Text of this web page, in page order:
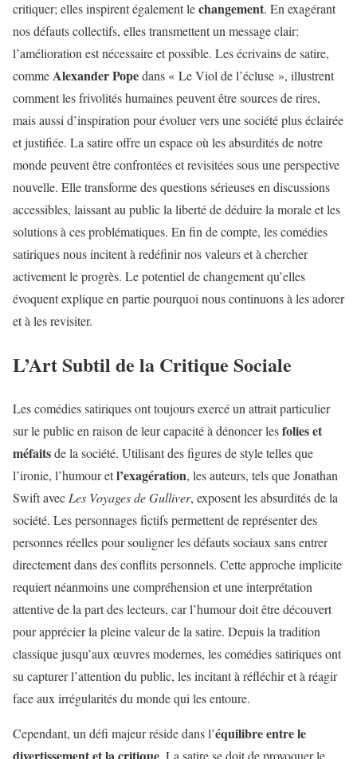
critiquer; elles inspirent également lechangement. En exagérant
nos défauts collectifs, elles transmettent un message clair:
l’amélioration est nécessaire et possible. Les écrivains de satire,
commeAlexander Popedans « Le Viol de l’écluse », illustrent
comment les frivolités humaines peuvent être sources de rires,
mais aussi d’inspiration pour évoluer vers une société plus éclairée
et justifiée. La satire offre un espace où les absurdités de notre
monde peuvent être confrontées et revisitées sous une perspective
nouvelle. Elle transforme des questions sérieuses en discussions
accessibles, laissant au public la liberté de déduire la morale et les
solutions à ces problématiques. En fin de compte, les comédies
satiriques nous incitent à redéfinir nos valeurs et à chercher
activement le progrès. Le potentiel de changement qu’elles
évoquent explique en partie pourquoi nous continuons à les adorer
et à les revisiter.
L’Art Subtil de la Critique Sociale
Les comédies satiriques ont toujours exercé un attrait particulier
sur le public en raison de leur capacité à dénoncer lesfolies et
méfaitsde la société. Utilisant des figures de style telles que
l’ironie, l’humour etl’exagération, les auteurs, tels que Jonathan
Swift avec Les Voyages de Gulliver, exposent les absurdités de la
société. Les personnages fictifs permettent de représenter des
personnes réelles pour souligner les défauts sociaux sans entrer
directement dans des conflits personnels. Cette approche implicite
requiert néanmoins une compréhension et une interprétation
attentive de la part des lecteurs, car l’humour doit être découvert
pour apprécier la pleine valeur de la satire. Depuis la tradition
classique jusqu’aux œuvres modernes, les comédies satiriques ont
su capturer l’attention du public, les incitant à réfléchir et à réagir
face aux irrégularités du monde qui les entoure.
Cependant, un défi majeur réside dans l’équilibre entre le
. La satire se doit de provoquer le